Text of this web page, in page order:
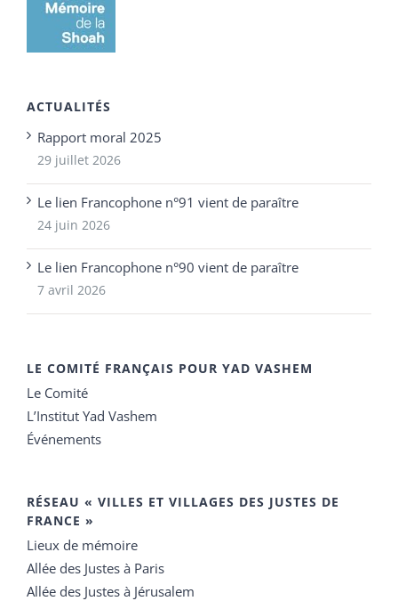
ACTUALITÉS
Rapport moral 2025
29 juillet 2026
Le lien Francophone n°91 vient de paraître
24 juin 2026
Le lien Francophone n°90 vient de paraître
7 avril 2026
LE COMITÉ FRANÇAIS POUR YAD VASHEM
Le Comité
L’Institut Yad Vashem
Événements
RÉSEAU « VILLES ET VILLAGES DES JUSTES DE
FRANCE »
Lieux de mémoire
Allée des Justes à Paris
Allée des Justes à Jérusalem